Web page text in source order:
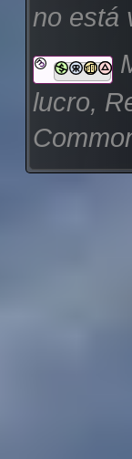
no está
lucro,